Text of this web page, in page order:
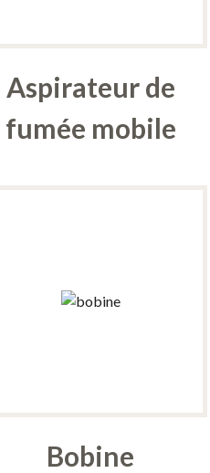
Aspirateur de
fumée mobile
Bobine